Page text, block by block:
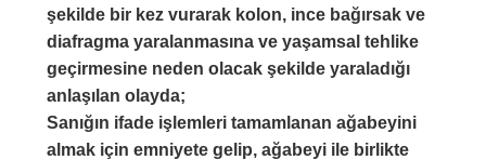
şekilde bir kez vurarak kolon, ince bağırsak ve
diafragma yaralanmasına ve yaşamsal tehlike
geçirmesine neden olacak şekilde yaraladığı
anlaşılan olayda;
Sanığın ifade işlemleri tamamlanan ağabeyini
almak için emniyete gelip, ağabeyi ile birlikte